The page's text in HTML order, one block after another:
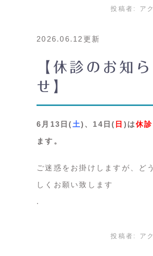
投稿者: ア
2026.06.12更新
【休診のお知ら
せ】
6月13日( 土)、14日( 日 )は休診
ます。
ご迷惑をお掛けしますが、ど
しくお願い致します
投稿者: ア